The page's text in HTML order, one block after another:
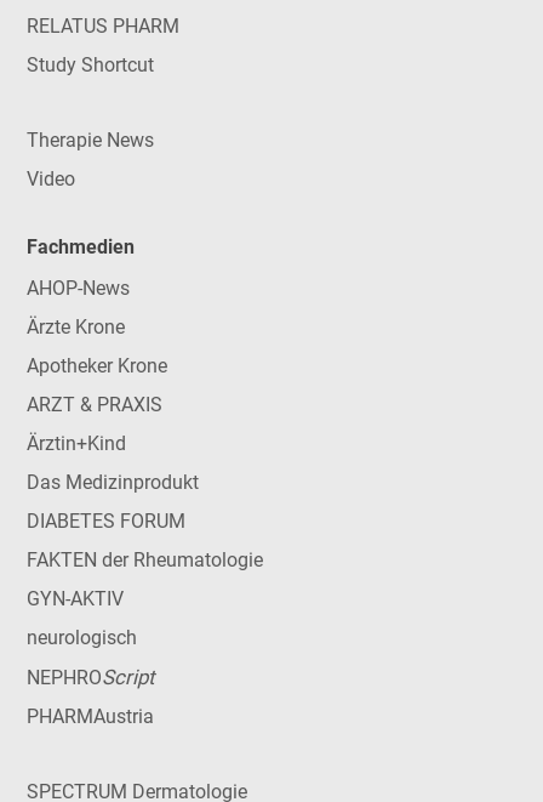
RELATUS PHARM
Study Shortcut
Therapie News
Video
Fachmedien
AHOP-News
Ärzte Krone
Apotheker Krone
ARZT & PRAXIS
Ärztin+Kind
Das Medizinprodukt
DIABETES FORUM
FAKTEN der Rheumatologie
GYN-AKTIV
neurologisch
NEPHROScript
PHARMAustria
SPECTRUM Dermatologie